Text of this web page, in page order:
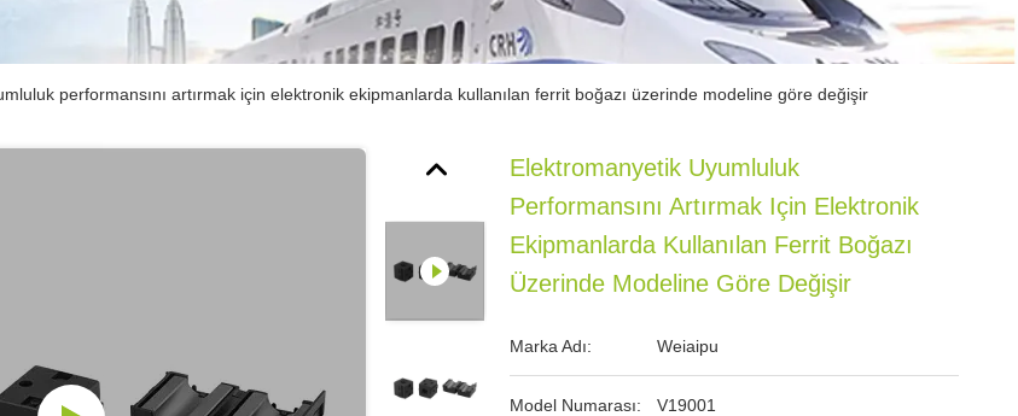
performansını artırmak için elektronik ekipmanlarda kullanılan ferrit boğazı üzerinde modeline göre değişir
Elektromanyetik Uyumluluk
Performansını Artırmak Için Elektronik
Ekipmanlarda Kullanılan Ferrit Boğazı
Üzerinde Modeline Göre Değişir
Marka Adı: Weiaipu
Model Numarası: V19001